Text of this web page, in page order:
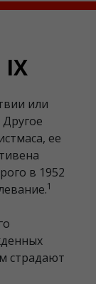
или
Другое
ее
в 1952
1
страдают